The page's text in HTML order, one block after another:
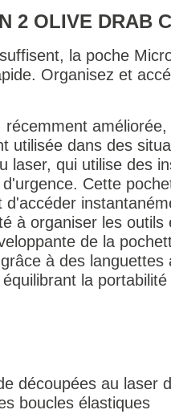
2 OLIVE DRAB
la poche
Organisez et
utilisée dans des
laser, qui utilise des
Cette
à organiser les
de la
à des
la
découpées au laser
boucles élastiques